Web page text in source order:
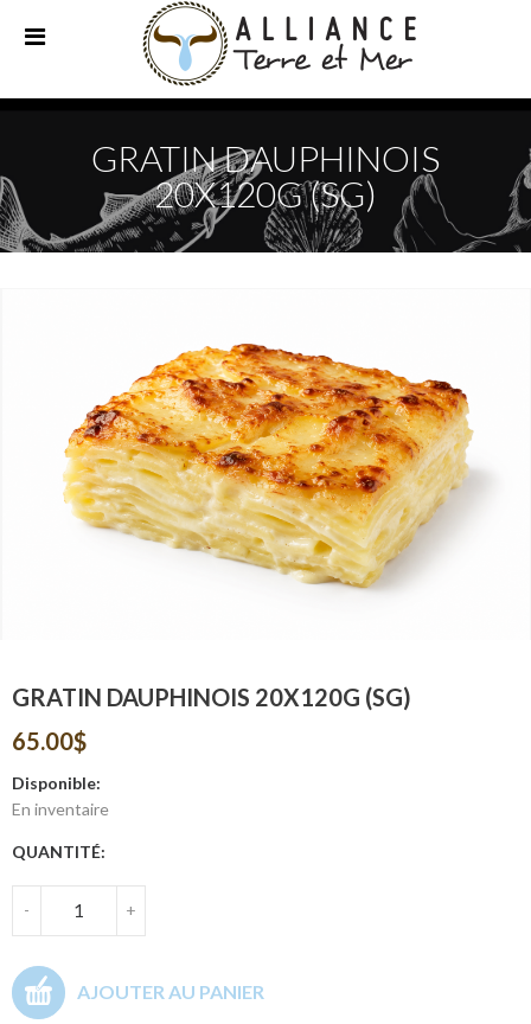
GRATIN DAUPHINOIS
20X120G (SG)
GRATIN DAUPHINOIS 20X120G (SG)
65.00$
Disponible:
En inventaire
QUANTITÉ:
- +
AJOUTER AU PANIER